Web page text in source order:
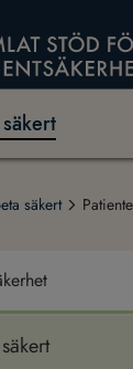
säkert